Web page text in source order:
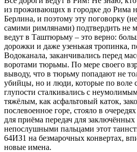
из проживающих в городке до Рима
Берлина, и поэтому эту поговорку
самими римлянами) подтвердить не
ведут в Таштюрьму – это верно:
дорожки и даже узенькая тропинка,
Водоканала, заканчивались перед
воротами тюрьмы. По мере своего
выводу, что в тюрьму попадают не
убийцы, но и люди, которые по воле
глупости сталкивались с
тяжёлым, как асфальтовый каток,
послевоенное горе, стояло в
для приёма передач для
непослушными пальцами этот
64ИЗ1 на безмарочных конвертах,
новые имена.